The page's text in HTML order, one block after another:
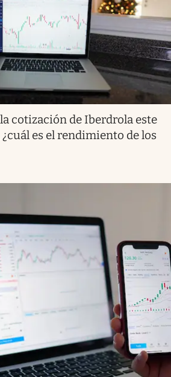
cotización de Iberdrola este
es el rendimiento de los